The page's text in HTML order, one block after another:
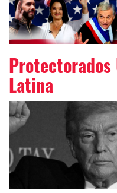
Protectorados
Latina